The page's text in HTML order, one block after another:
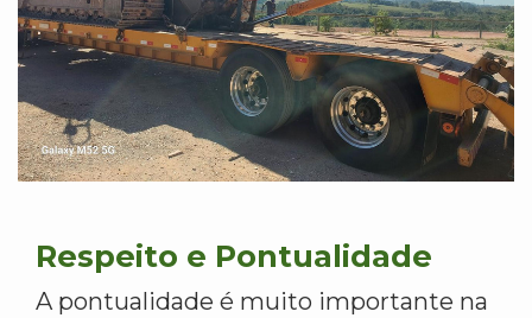
Respeito e Pontualidade
A pontualidade é muito importante na